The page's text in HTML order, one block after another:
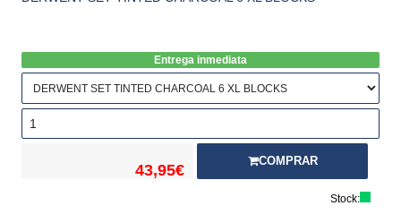
Entrega inmediata
43,95€
COMPRAR
Stock: